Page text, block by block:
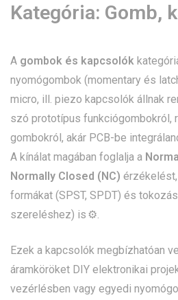
Kategória: Gomb,
A gombok és kapcsolók
nyomógombok (momentary és
micro, ill. piezo kapcsolók állnak
szó prototípus funkciógombokról,
gombokról, akár PCB-be
A kínálat magában foglalja a
Normally Closed (NC)
formákat (SPST, SPDT) és
szereléshez) is ⚙️.
Ezek a kapcsolók megbízhatóan
áramköröket DIY elektronikai
vezérlésben vagy egyedi